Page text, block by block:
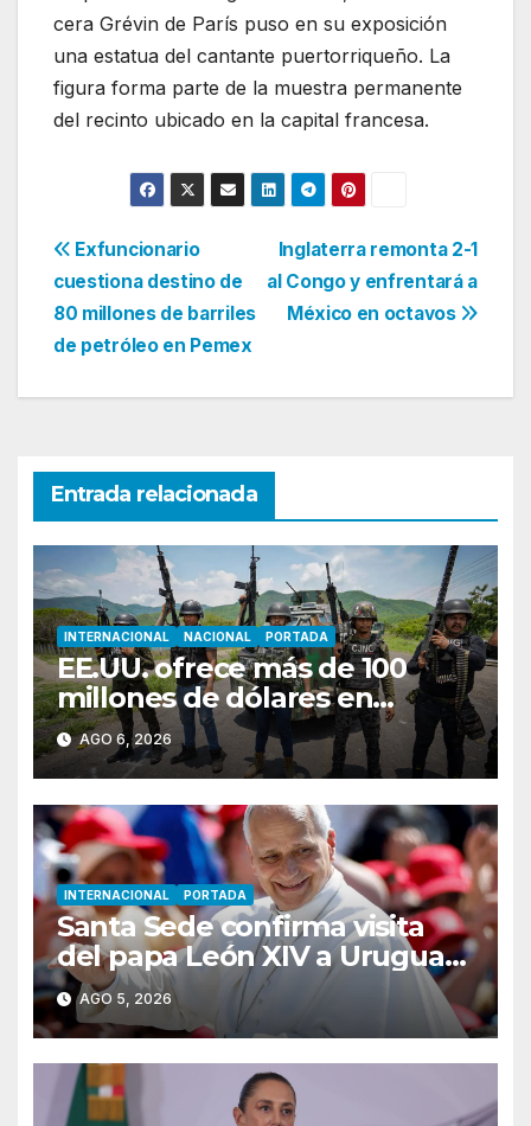
cera Grévin de París puso en su exposición
una estatua del cantante puertorriqueño. La
figura forma parte de la muestra permanente
del recinto ubicado en la capital francesa.
Navegación
de
entradas
Inglaterra remonta 2-1
al Congo y enfrentará a
México en octavos
Exfuncionario
cuestiona destino de
80 millones de barriles
de petróleo en Pemex
Entrada relacionada
INTERNACIONAL NACIONAL PORTADA
EE.UU. ofrece más de 100
millones de dólares en
recompensas por líderes del
CJNG
AGO 6, 2026
INTERNACIONAL PORTADA
Santa Sede confirma visita
del papa León XIV a Uruguay,
Argentina y Perú en
noviembre
AGO 5, 2026